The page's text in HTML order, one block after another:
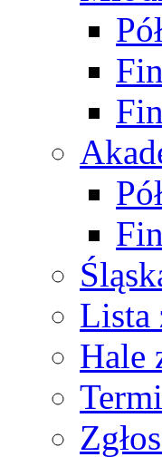
Lista
Hale